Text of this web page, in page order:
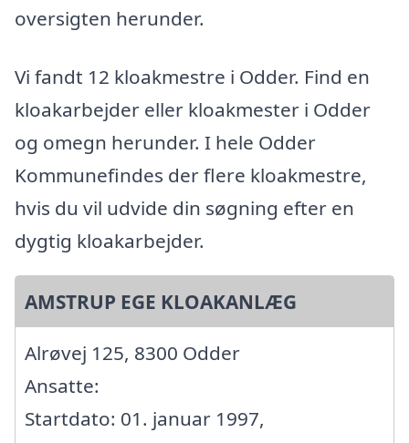
oversigten herunder.
Vi fandt 12 kloakmestre i Odder. Find en
kloakarbejder eller kloakmester i Odder
og omegn herunder. I hele Odder
Kommunefindes der flere kloakmestre,
hvis du vil udvide din søgning efter en
dygtig kloakarbejder.
AMSTRUP EGE KLOAKANLÆG
Alrøvej 125, 8300 Odder
Ansatte:
Startdato: 01. januar 1997,